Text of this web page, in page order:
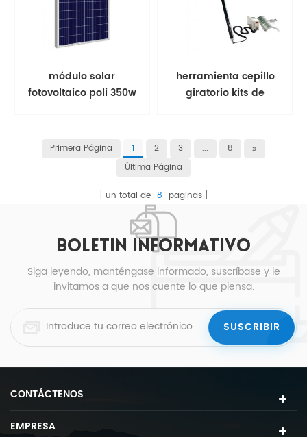
módulo solar
fotovoltaico poli 350w
herramienta cepillo
giratorio kits de
Primera Página 1 2 3 ...
8
Última Página
un total de 8 paginas
BOLETIN INFORMATIVO
Siga leyendo, manténgase informado, suscríbase y le
invitamos a que nos cuente lo que piensa.
CONTÁCTENOS
EMPRESA